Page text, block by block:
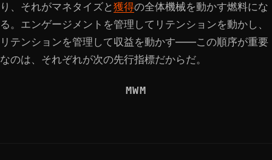
り、それがマネタイズと 獲得の全体機械を動かす燃料にな
る。エンゲージメントを管理してリテンションを動かし、
リテンションを管理して収益を動かす——この順序が重要
なのは、それぞれが次の先行指標だからだ。
MWM